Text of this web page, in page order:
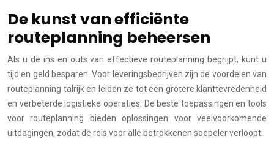
De kunst van efficiënte
routeplanning beheersen
Als u de ins en outs van effectieve routeplanning begrijpt, kunt u
tijd en geld besparen. Voor leveringsbedrijven zijn de voordelen van
routeplanning talrijk en leiden ze tot een grotere klanttevredenheid
en verbeterde logistieke operaties. De beste toepassingen en tools
voor routeplanning bieden oplossingen voor veelvoorkomende
uitdagingen, zodat de reis voor alle betrokkenen soepeler verloopt.